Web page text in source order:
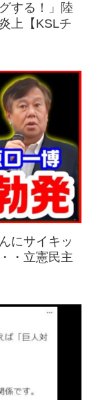
する！」陸
上【KSLチ
にサイキッ
・立憲民主